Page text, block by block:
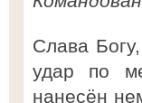
Слава
удар по
нанесён